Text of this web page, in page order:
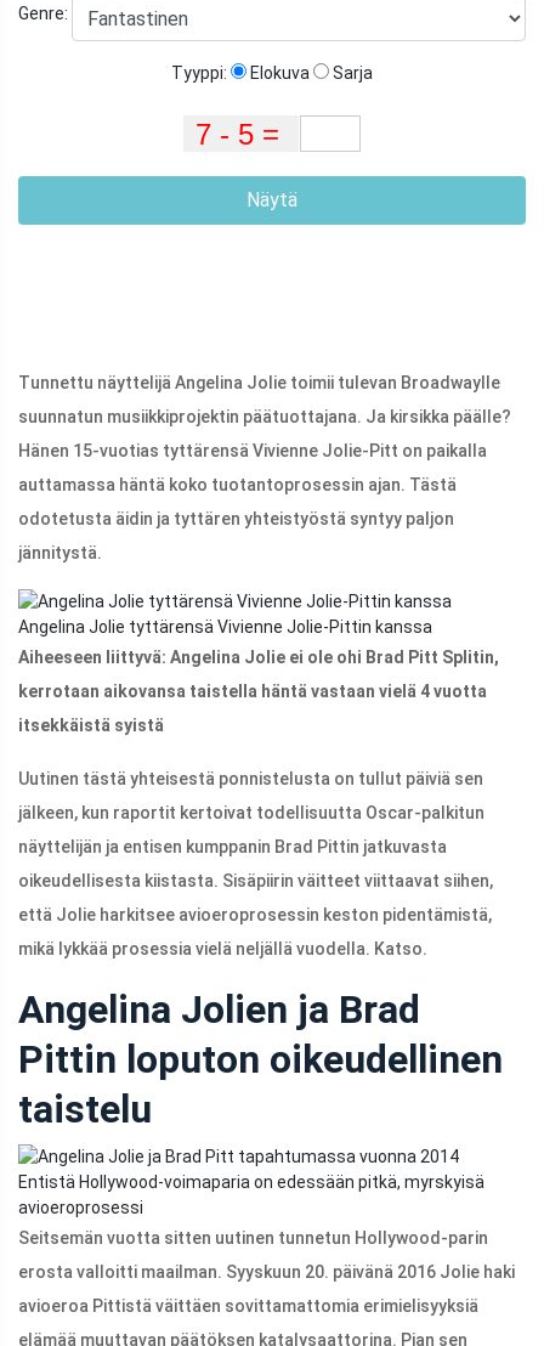
Genre:
Tyyppi: Elokuva Sarja
Näytä
Tunnettu näyttelijä Angelina Jolie toimii tulevan Broadwaylle
suunnatun musiikkiprojektin päätuottajana. Ja kirsikka päälle?
Hänen 15-vuotias tyttärensä Vivienne Jolie-Pitt on paikalla
auttamassa häntä koko tuotantoprosessin ajan. Tästä
odotetusta äidin ja tyttären yhteistyöstä syntyy paljon
jännitystä.
Angelina Jolie tyttärensä Vivienne Jolie-Pittin kanssa
Aiheeseen liittyvä: Angelina Jolie ei ole ohi Brad Pitt Splitin,
kerrotaan aikovansa taistella häntä vastaan ​​vielä 4 vuotta
itsekkäistä syistä
Uutinen tästä yhteisestä ponnistelusta on tullut päiviä sen
jälkeen, kun raportit kertoivat todellisuutta Oscar-palkitun
näyttelijän ja entisen kumppanin Brad Pittin jatkuvasta
oikeudellisesta kiistasta. Sisäpiirin väitteet viittaavat siihen,
että Jolie harkitsee avioeroprosessin keston pidentämistä,
mikä lykkää prosessia vielä neljällä vuodella. Katso.
Angelina Jolien ja Brad
Pittin loputon oikeudellinen
taistelu
Entistä Hollywood-voimaparia on edessään pitkä, myrskyisä
avioeroprosessi
Seitsemän vuotta sitten uutinen tunnetun Hollywood-parin
erosta valloitti maailman. Syyskuun 20. päivänä 2016 Jolie haki
avioeroa Pittistä väittäen sovittamattomia erimielisyyksiä
elämää muuttavan päätöksen katalysaattorina. Pian sen